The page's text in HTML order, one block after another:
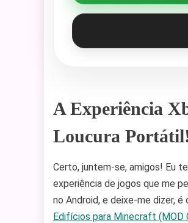
A Experiência
Loucura
Certo, juntem-se, amigos! Eu
experiência de jogos que me
no Android, e deixe-me dizer,
Edifícios para Minecraft (MOD